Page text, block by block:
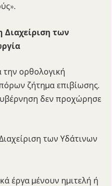
Διαχείριση των
την ορθολογική
ζήτηµα επιβίωσης.
δεν προχώρησε
των Υδάτινων
έργα µένουν ηµιτελή ή